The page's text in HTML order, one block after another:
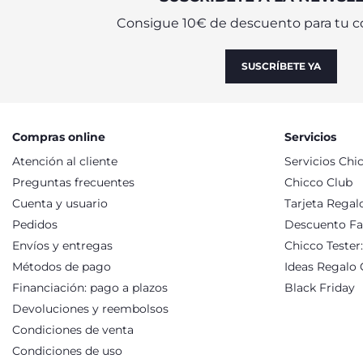
intuitivo para el control del programa en todos nuestros
en cualquier ocasión, puesto que los calienta biberones de
CALIENTA BIBERONES DE VIAJE PARA
encontrar el calienta biberones que mejor se adapte a tus
Consigue 10€ de descuento para tu
SUSCRÍBETE YA
Compras online
Atención al cliente
Preguntas frecuentes
Cuenta y usuario
Pedidos
Envíos y entregas
Métodos de pago
Financiación: pago a plazos
Devoluciones y reembolsos
Condiciones de venta
Condiciones de uso
Servicios
Servicios
Chicco Club
Tarjeta
Descuento
Chicco
Ideas Regalo
Black Friday